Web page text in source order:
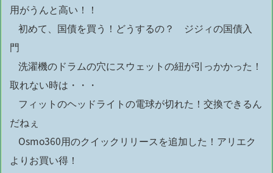
用がうんと高い！！
初めて、国債を買う！どうするの？ ジジィの国債入
門
洗濯機のドラムの穴にスウェットの紐が引っかかった！
取れない時は・・・
フィットのヘッドライトの電球が切れた！交換できるん
だねぇ
Osmo360用のクイックリリースを追加した！アリエク
よりお買い得！